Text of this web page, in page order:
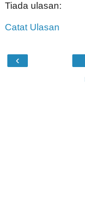
Tiada ulasan:
Catat Ulasan
‹